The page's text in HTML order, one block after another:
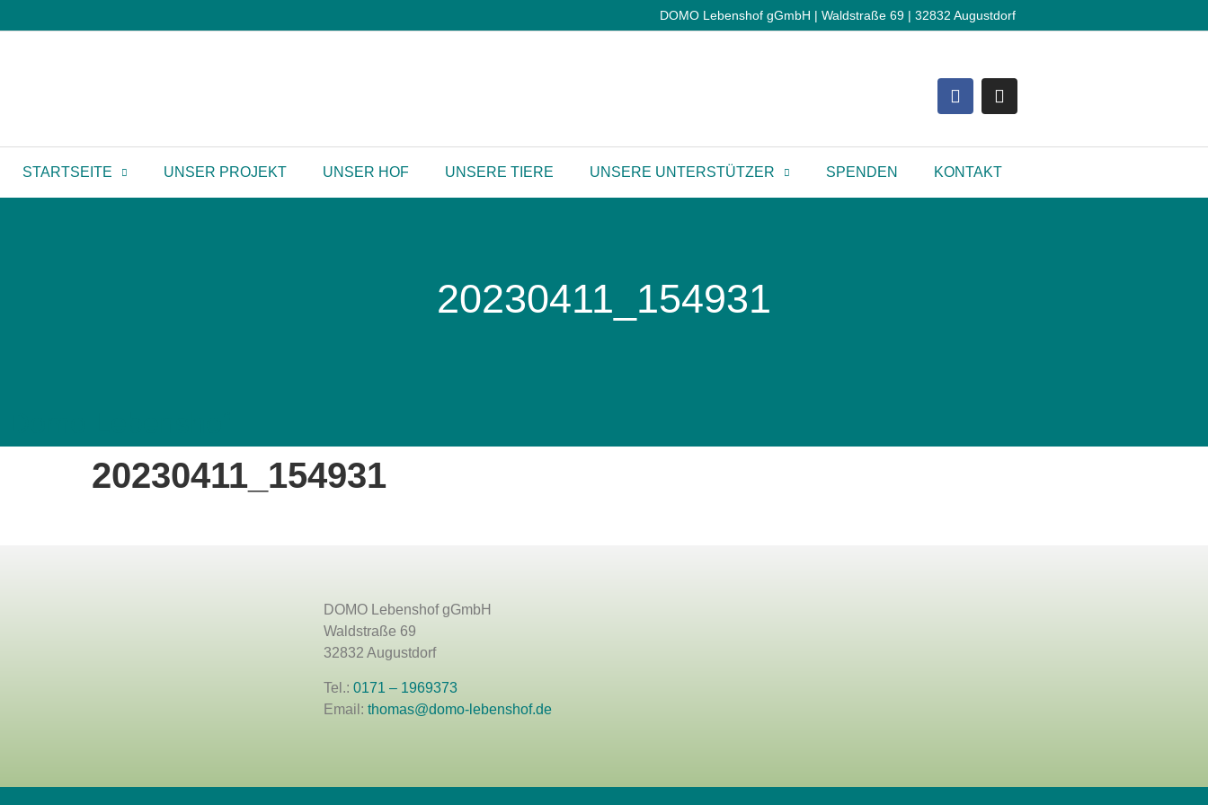
DOMO Lebenshof gGmbH | Waldstraße 69 | 32832 Augustdorf
STARTSEITE UNSER PROJEKT UNSER HOF UNSERE TIERE UNSERE UNTERSTÜTZER SPENDEN KONTAKT
20230411_154931
20230411_154931
DOMO Lebenshof gGmbH
Waldstraße 69
32832 Augustdorf
Tel.: 0171 – 1969373
Email: thomas@domo-lebenshof.de